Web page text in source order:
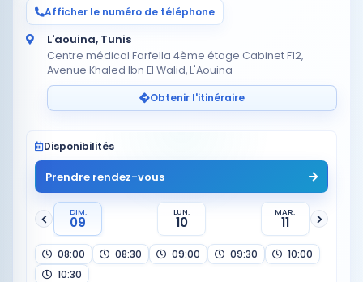
Afficher le numéro de téléphone
L'aouina, Tunis
Centre médical Farfella 4ème étage Cabinet F12,
Avenue Khaled Ibn El Walid, L'Aouina
Obtenir l'itinéraire
Disponibilités
Prendre rendez-vous
DIM.
09
LUN.
10
MAR.
11
08:00 08:30 09:00 09:30
10:00
10:30